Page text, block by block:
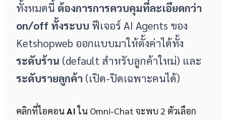
ทั้งหมดนี้ ต้องการการควบคุมที่ละเอียดกว่า
on/off ทั้งระบบ ฟีเจอร์ AI Agents ของ
Ketshopweb ออกแบบมาให้ตั้งค่าได้ทั้ง
ระดับร้าน (default สำหรับลูกค้าใหม่) และ
ระดับรายลูกค้า (เปิด-ปิดเฉพาะคนได้)
คลิกที่ไอคอนAIใน Omni-Chat จะพบ 2 ตัวเลือก